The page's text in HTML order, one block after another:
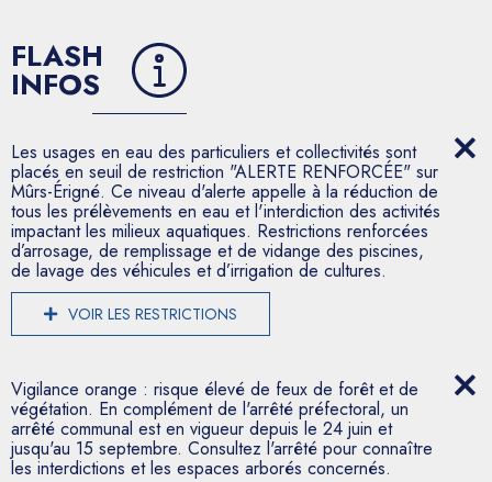
FLASH
INFOS
Les usages en eau des particuliers et collectivités sont
placés en seuil de restriction "ALERTE RENFORCÉE" sur
Mûrs-Érigné. Ce niveau d'alerte appelle à la réduction de
tous les prélèvements en eau et l'interdiction des activités
impactant les milieux aquatiques. Restrictions renforcées
d’arrosage, de remplissage et de vidange des piscines,
de lavage des véhicules et d’irrigation de cultures.
VOIR LES RESTRICTIONS
Vigilance orange : risque élevé de feux de forêt et de
végétation. En complément de l'arrêté préfectoral, un
arrêté communal est en vigueur depuis le 24 juin et
jusqu'au 15 septembre. Consultez l'arrêté pour connaître
les interdictions et les espaces arborés concernés.